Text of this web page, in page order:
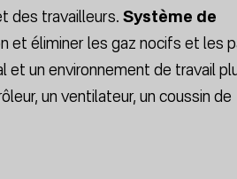
des travailleurs. Système de
et éliminer les gaz nocifs et les
et un environnement de travail
un ventilateur, un coussin de